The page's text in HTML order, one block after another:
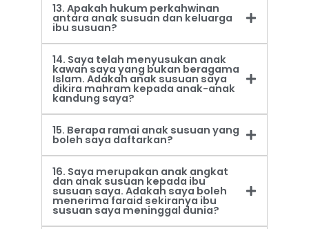
13. Apakah hukum perkahwinan
antara anak susuan dan keluarga
ibu susuan?
14. Saya telah menyusukan anak
kawan saya yang bukan beragama
Islam. Adakah anak susuan saya
dikira mahram kepada anak-anak
kandung saya?
15. Berapa ramai anak susuan yang
boleh saya daftarkan?
16. Saya merupakan anak angkat
dan anak susuan kepada ibu
susuan saya. Adakah saya boleh
menerima faraid sekiranya ibu
susuan saya meninggal dunia?